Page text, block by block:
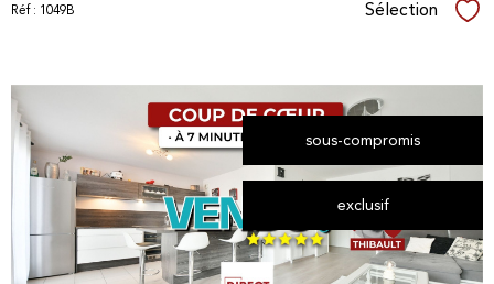
Réf : 1049B Sélection
sous-compromis
exclusif
voir le
bien